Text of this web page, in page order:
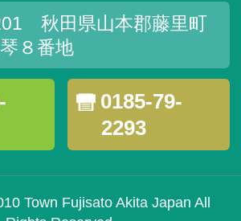
秋田県山本郡藤里町
８番地
0185-79-
2293
Town Fujisato Akita Japan All